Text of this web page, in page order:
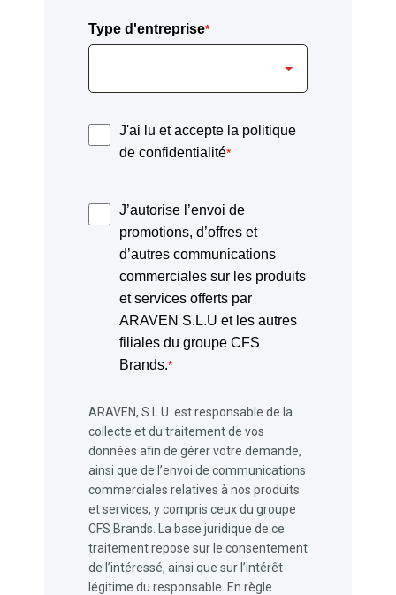
Type d'entreprise*
J'ai lu et accepte la politique
de confidentialité*
J’autorise l’envoi de
promotions, d’offres et
d’autres communications
commerciales sur les produits
et services offerts par
ARAVEN S.L.U et les autres
filiales du groupe CFS
Brands.*
ARAVEN, S.L.U. est responsable de la
collecte et du traitement de vos
données afin de gérer votre demande,
ainsi que de l’envoi de communications
commerciales relatives à nos produits
et services, y compris ceux du groupe
CFS Brands. La base juridique de ce
traitement repose sur le consentement
de l’intéressé, ainsi que sur l’intérêt
légitime du responsable. En règle